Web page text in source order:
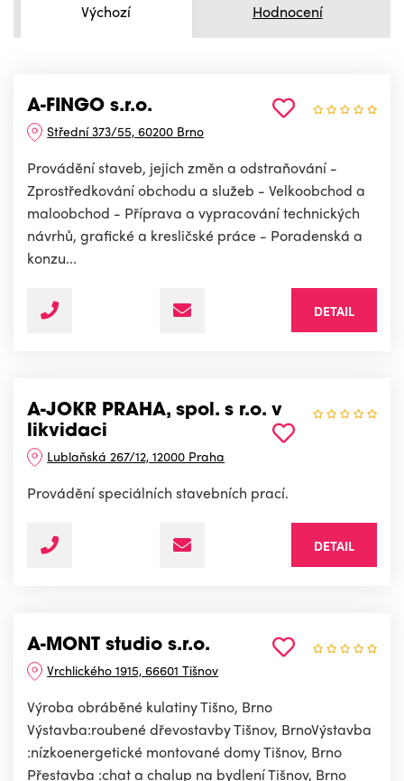
Výchozí Hodnocení
A-FINGO s.r.o.
Střední 373/55, 60200 Brno
Provádění staveb, jejich změn a odstraňování -
Zprostředkování obchodu a služeb - Velkoobchod a
maloobchod - Příprava a vypracování technických
návrhů, grafické a kresličské práce - Poradenská a
konzu...
DETAIL
A-JOKR PRAHA, spol. s r.o. v
likvidaci
Lublaňská 267/12, 12000 Praha
Provádění speciálních stavebních prací.
DETAIL
A-MONT studio s.r.o.
Vrchlického 1915, 66601 Tišnov
Výroba obráběné kulatiny Tišno, Brno
Výstavba:roubené dřevostavby Tišnov, BrnoVýstavba
:nízkoenergetické montované domy Tišnov, Brno
Přestavba :chat a chalup na bydlení Tišnov, Brno